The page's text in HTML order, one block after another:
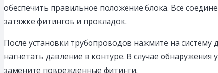
обеспечить правильное положение блока. Все
затяжке фитингов и прокладок.
После установки трубопроводов нажмите на
нагнетать давление в контуре. В случае
замените поврежденные фитинги.